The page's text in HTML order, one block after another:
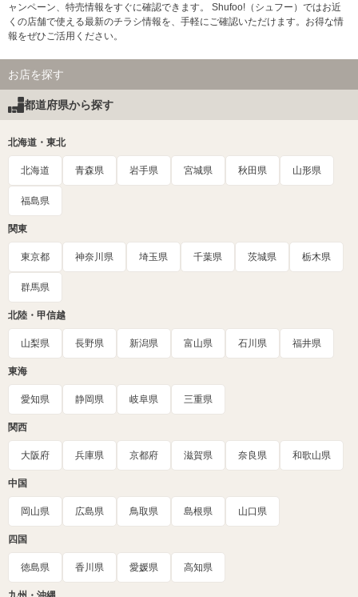
ャンペーン、特売情報をすぐに確認できます。 Shufoo!（シュフー）ではお近
くの店舗で使える最新のチラシ情報を、手軽にご確認いただけます。お得な情
報をぜひご活用ください。
お店を探す
都道府県から探す
北海道・東北
北海道 青森県 岩手県 宮城県 秋田県 山形県
福島県
関東
東京都 神奈川県 埼玉県 千葉県 茨城県 栃木県
群馬県
北陸・甲信越
山梨県 長野県 新潟県 富山県 石川県 福井県
東海
愛知県 静岡県 岐阜県 三重県
関西
大阪府 兵庫県 京都府 滋賀県 奈良県 和歌山県
中国
岡山県 広島県 鳥取県 島根県 山口県
四国
徳島県 香川県 愛媛県 高知県